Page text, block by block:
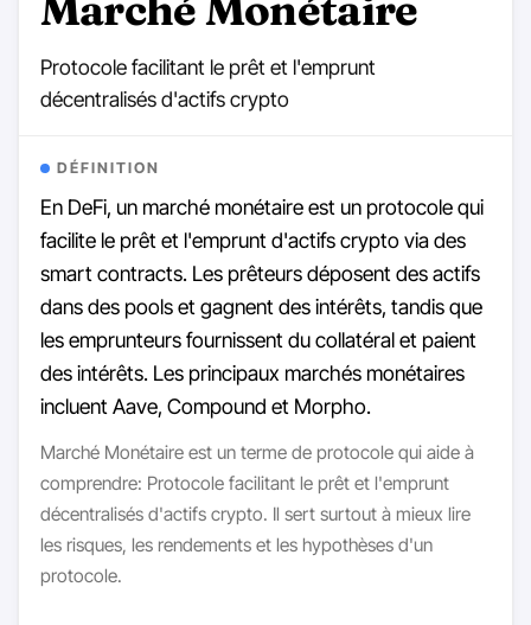
Protocole facilitant le prêt et l'emprunt
décentralisés d'actifs crypto
DÉFINITION
En DeFi, un marché monétaire est un protocole qui
facilite le prêt et l'emprunt d'actifs crypto via des
smart contracts. Les prêteurs déposent des actifs
dans des pools et gagnent des intérêts, tandis que
les emprunteurs fournissent du collatéral et paient
des intérêts. Les principaux marchés monétaires
incluent Aave, Compound et Morpho.
Marché Monétaire est un terme de protocole qui aide à
comprendre: Protocole facilitant le prêt et l'emprunt
décentralisés d'actifs crypto. Il sert surtout à mieux lire
les risques, les rendements et les hypothèses d'un
protocole.